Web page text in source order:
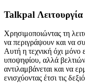
Talkpal
Χρησιμοποιώντας τη
να περιγράψουν και να
Αυτή η τεχνική όχι μόνο
υποψηφίου, αλλά
αντιλαμβάνεται και να
ενισχύοντας έτσι τις